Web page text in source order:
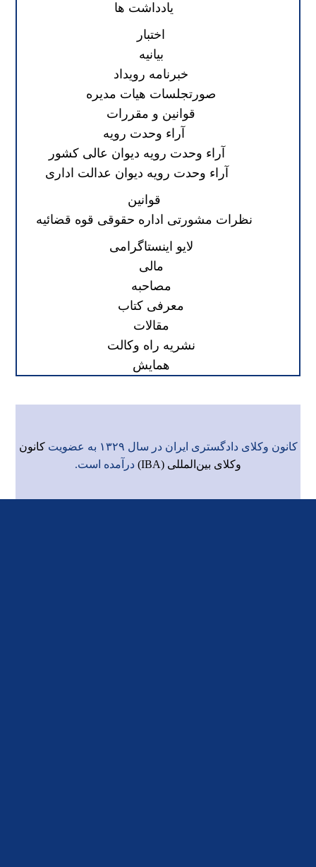
یادداشت ها
اختبار
بیانیه
خبرنامه رویداد
صورتجلسات هیات مدیره
قوانین و مقررات
آراء وحدت رویه
آراء وحدت رویه دیوان عالی کشور
آراء وحدت رویه دیوان عدالت اداری
قوانین
نظرات مشورتی اداره حقوقی قوه قضائیه
لایو اینستاگرامی
مالی
مصاحبه
معرفی کتاب
مقالات
نشریه راه وکالت
همایش
کانون وکلای دادگستری ایران در سال ۱۳۲۹ به عضویت
کانون
وکلای بین‌المللی (IBA)
درآمده است.